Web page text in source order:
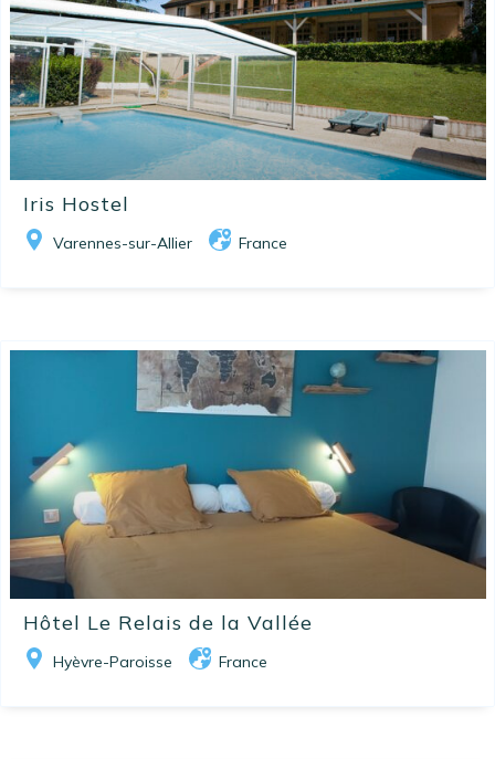
Iris Hostel
Varennes-sur-Allier France
Hôtel Le Relais de la Vallée
Hyèvre-Paroisse France